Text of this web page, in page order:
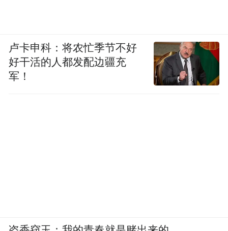
卢卡申科：将农忙季节不好
好干活的人都发配边疆充
军！